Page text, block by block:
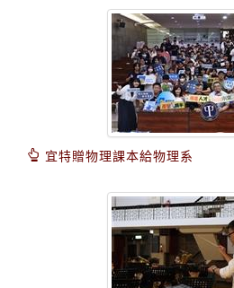
宜特贈物理課本給物理系